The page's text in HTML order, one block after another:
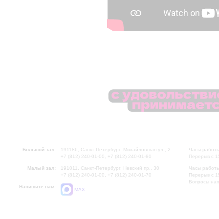
Большой зал:
191186, Санкт-Петербург, Михайловская ул., 2
+7 (812) 240-01-00, +7 (812) 240-01-80
Малый зал:
191011, Санкт-Петербург, Невский пр., 30
+7 (812) 240-01-00, +7 (812) 240-01-70
Напишите нам:
MAX
Часы
Перерыв с
Часы
Перерыв с
Вопросы